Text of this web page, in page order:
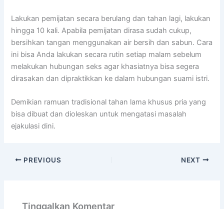
Lakukan pemijatan secara berulang dan tahan lagi, lakukan
hingga 10 kali. Apabila pemijatan dirasa sudah cukup,
bersihkan tangan menggunakan air bersih dan sabun. Cara
ini bisa Anda lakukan secara rutin setiap malam sebelum
melakukan hubungan seks agar khasiatnya bisa segera
dirasakan dan dipraktikkan ke dalam hubungan suami istri.
Demikian ramuan tradisional tahan lama khusus pria yang
bisa dibuat dan dioleskan untuk mengatasi masalah
ejakulasi dini.
PREVIOUS NEXT
Tinggalkan Komentar